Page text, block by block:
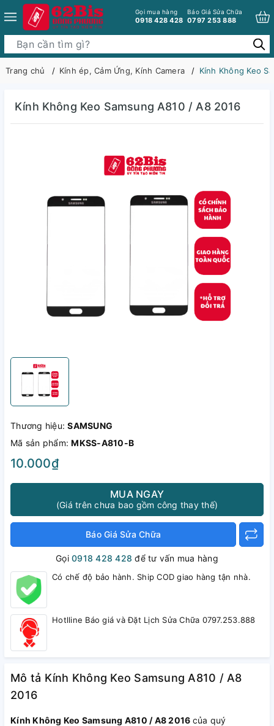
Gọi mua hàng
0918 428 428
Báo Giá Sửa Chữa
0797 253 888
Trang chủ Kính ép, Cảm Ứng, Kính Camera Kính Không Keo
Kính Không Keo Samsung A810 / A8 2016
Thương hiệu:SAMSUNG
Mã sản phẩm:MKSS-A810-B
10.000₫
MUA NGAY
(Giá trên chưa bao gồm công thay thế)
Báo Giá Sửa Chữa
Gọi0918 428 428 để tư vấn mua hàng
Có chế độ bảo hành. Ship COD giao hàng tận nhà.
Hotlline Báo giá và Đặt Lịch Sửa Chữa 0797.253.888
Mô tả Kính Không Keo Samsung A810 / A8
2016
Kính Không Keo Samsung A810 / A8 2016 của quý